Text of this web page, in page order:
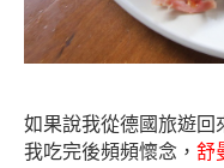
如果說我從德國旅遊回
我吃完後頻頻懷念， 舒